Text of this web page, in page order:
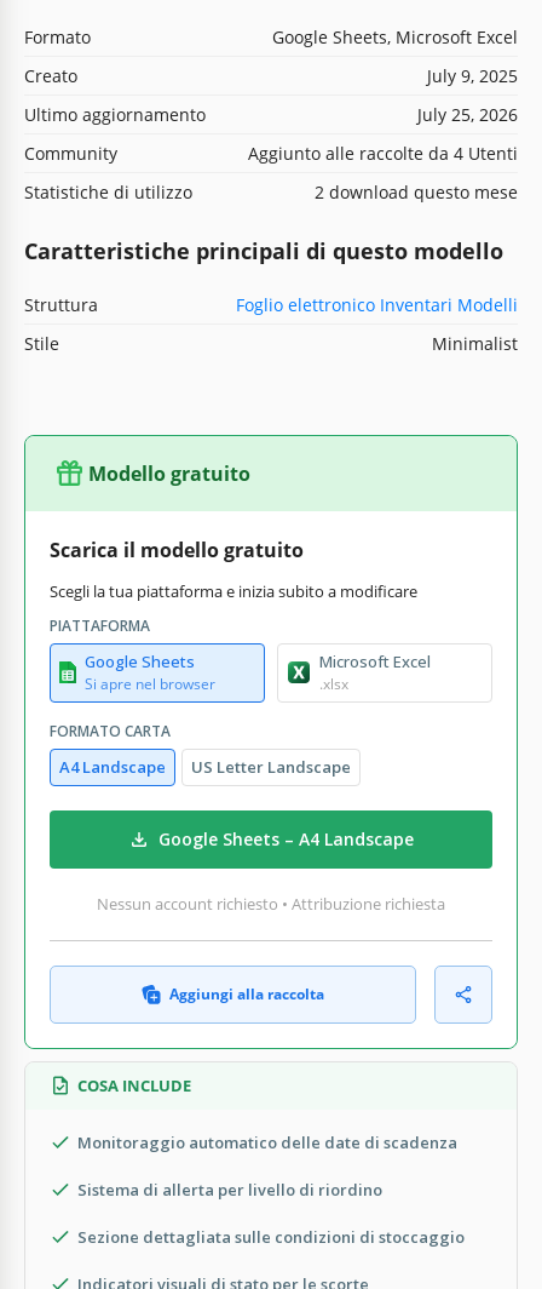
Formato
Google Sheets, Microsoft Excel
Creato
July 9, 2025
Ultimo aggiornamento
July 25, 2026
Community
Aggiunto alle raccolte da 4 Utenti
Statistiche di utilizzo
2 download questo mese
Caratteristiche principali di questo modello
Struttura
Foglio elettronico Inventari Modelli
Stile
Minimalist
Modello gratuito
Scarica il modello gratuito
Scegli la tua piattaforma e inizia subito a modificare
PIATTAFORMA
Google Sheets
Si apre nel browser
Microsoft Excel
.xlsx
FORMATO CARTA
A4 Landscape US Letter Landscape
Google Sheets – A4 Landscape
Nessun account richiesto • Attribuzione richiesta
Aggiungi alla raccolta
COSA INCLUDE
Monitoraggio automatico delle date di scadenza
Sistema di allerta per livello di riordino
Sezione dettagliata sulle condizioni di stoccaggio
Indicatori visuali di stato per le scorte